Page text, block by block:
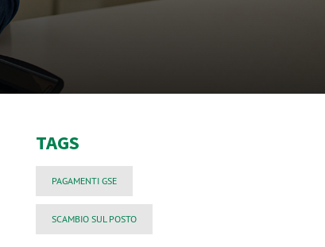
TAGS
PAGAMENTI GSE
SCAMBIO SUL POSTO